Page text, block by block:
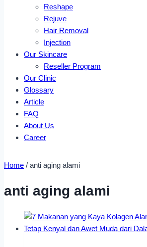
Reshape
Rejuve
Hair Removal
Injection
Our Skincare
Reseller Program
Our Clinic
Glossary
Article
FAQ
About Us
Career
Home / anti aging alami
anti aging alami